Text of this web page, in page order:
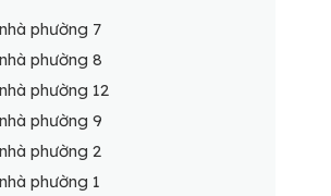
phường 7
phường 8
phường 12
phường 9
phường 2
phường 1